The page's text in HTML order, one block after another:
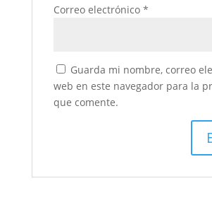
Correo electrónico *
Guarda mi nombre, correo
web en este navegador para la
que comente.